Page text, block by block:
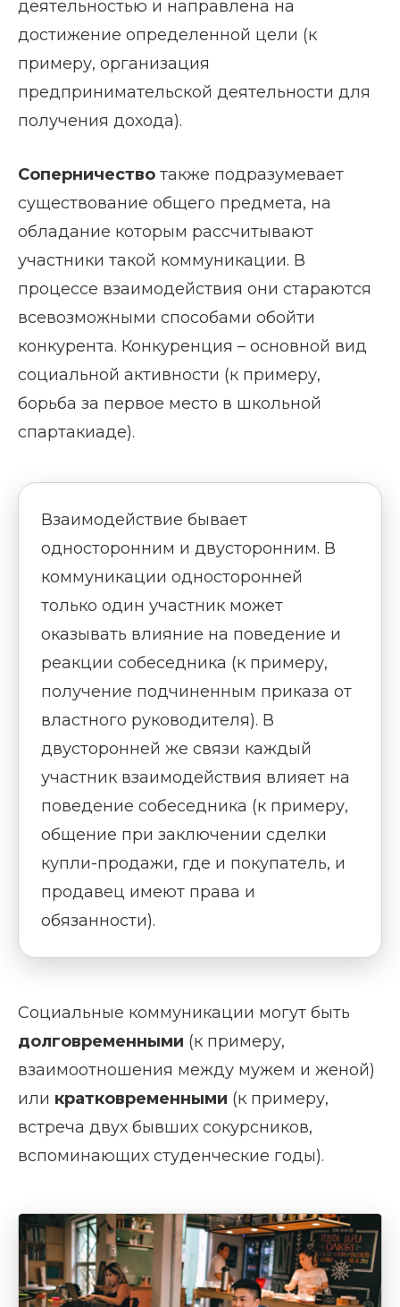
деятельностью и направлена на
достижение определенной цели (к
примеру, организация
предпринимательской деятельности для
получения дохода).
Соперничество также подразумевает
существование общего предмета, на
обладание которым рассчитывают
участники такой коммуникации. В
процессе взаимодействия они стараются
всевозможными способами обойти
конкурента. Конкуренция – основной вид
социальной активности (к примеру,
борьба за первое место в школьной
спартакиаде).
Взаимодействие бывает
односторонним и двусторонним. В
коммуникации односторонней
только один участник может
оказывать влияние на поведение и
реакции собеседника (к примеру,
получение подчиненным приказа от
властного руководителя). В
двусторонней же связи каждый
участник взаимодействия влияет на
поведение собеседника (к примеру,
общение при заключении сделки
купли-продажи, где и покупатель, и
продавец имеют права и
обязанности).
Социальные коммуникации могут быть
долговременными (к примеру,
взаимоотношения между мужем и женой)
или кратковременными (к примеру,
встреча двух бывших сокурсников,
вспоминающих студенческие годы).